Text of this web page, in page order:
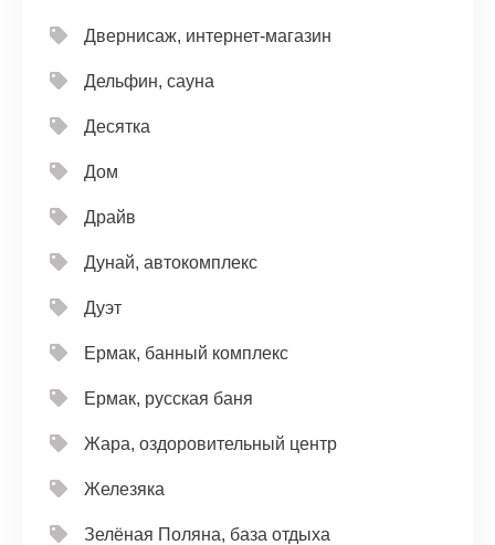
Двернисаж, интернет-магазин
Дельфин, сауна
Десятка
Дом
Драйв
Дунай, автокомплекс
Дуэт
Ермак, банный комплекс
Ермак, русская баня
Жара, оздоровительный центр
Железяка
Зелёная Поляна, база отдыха